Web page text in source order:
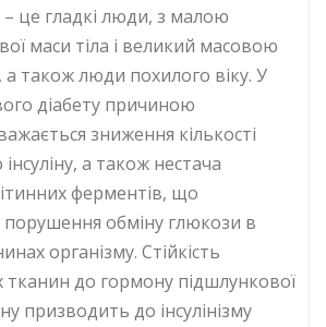
– це гладкі люди, з малою
маси тіла і великий масовою
також люди похилого віку. У
діабету причиною
зниження кількості
а також нестача
ферментів, що
обміну глюкози в
організму. Стійкість
до гормону підшлункової
призводить до інсулінізму